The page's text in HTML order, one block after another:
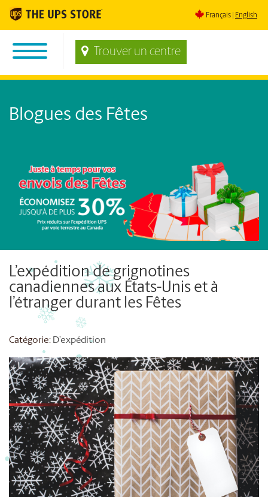
Français English
Trouver un centre
Blogues des Fêtes
L’expédition de grignotines
canadiennes aux États-Unis et à
l’étranger durant les Fêtes
Catégorie: D’expédition